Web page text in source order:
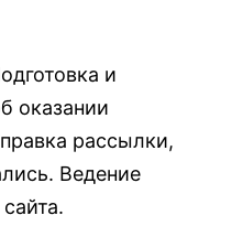
и
оказании
рассылки,
Ведение